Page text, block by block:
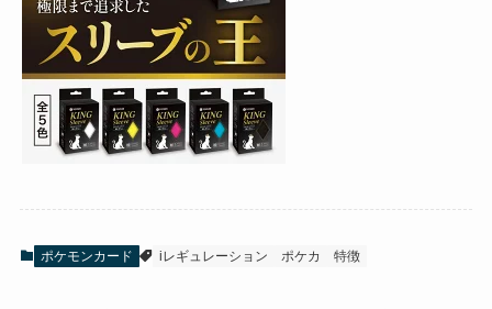
ポケモンカード iレギュレーション ポケカ 特徴